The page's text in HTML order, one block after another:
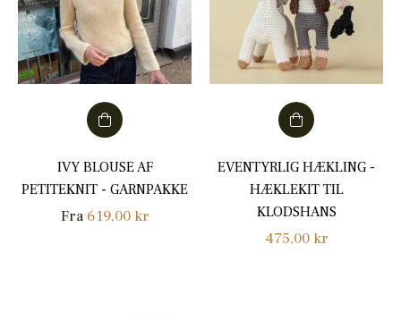
IVY BLOUSE AF
PETITEKNIT - GARNPAKKE
Fra 619,00 kr
EVENTYRLIG HÆKLING -
HÆKLEKIT TIL
KLODSHANS
Normalpris
475,00 kr